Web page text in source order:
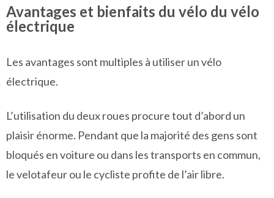
Avantages et bienfaits du vélo du vélo
électrique
Les avantages sont multiples à utiliser un vélo
électrique.
L’utilisation du deux roues procure tout d’abord un
plaisir énorme. Pendant que la majorité des gens sont
bloqués en voiture ou dans les transports en commun,
le velotafeur ou le cycliste profite de l’air libre.